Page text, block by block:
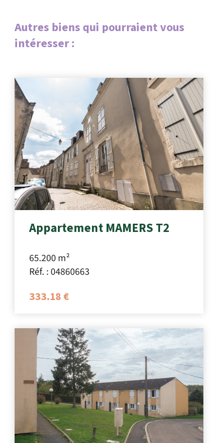
Autres biens qui pourraient vous
intéresser :
Appartement MAMERS T2
65.200 m²
Réf. : 04860663
333.18 €